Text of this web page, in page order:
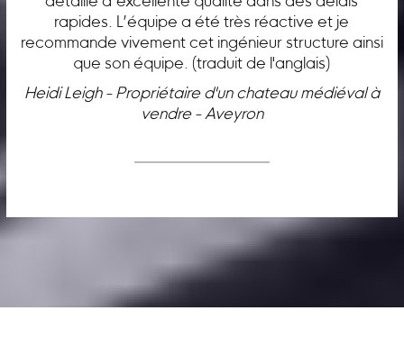
rapides. L’équipe a été très réactive et je
recommande vivement cet ingénieur structure ainsi
que son équipe. (traduit de l'anglais)
Heidi Leigh - Propriétaire d'un chateau médiéval à
vendre - Aveyron